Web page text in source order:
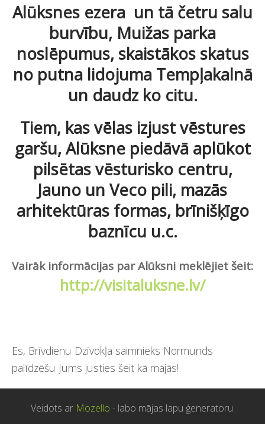
Alūksnes ezera un tā četru salu
burvību, Muižas parka
noslēpumus, skaistākos skatus
no putna lidojuma Tempļakalnā
un daudz ko citu.
Tiem, kas vēlas izjust vēstures
garšu, Alūksne piedāvā aplūkot
pilsētas vēsturisko centru,
Jauno un Veco pili, mazās
arhitektūras formas, brīnišķīgo
baznīcu u.c.
Vairāk informācijas par Alūksni meklējiet šeit:
http://visitaluksne.lv/
Es, Brīvdienu Dzīvokļa saimnieks Normunds
palīdzēšu Jums justies šeit kā mājās!
Veidots ar Mozello - labo mājas lapu ģeneratoru.